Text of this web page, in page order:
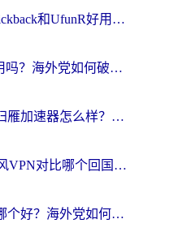
海外党别踩坑！Quickback和UfunR好用吗？选对回国加速器才能无缝刷国内资源
迅游和SpeedCN好用吗？海外党如何破解那道看不见的墙
海外党自救指南：归雁加速器怎么样？教你避开坑实现国内资源无缝访问
ChickCN VPN和旋风VPN对比哪个回国效果更好？海外用户的选择困境与出路
雷神手游和六毫秒哪个好？海外党如何真正解锁国内资源